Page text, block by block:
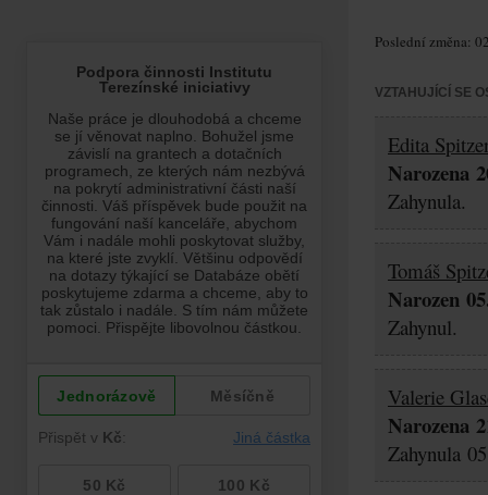
Poslední změna:
VZTAHUJÍCÍ SE
Edita
Narozena
Zahynula.
Tomáš
Narozen
Zahynul.
Valerie
Narozena
Zahynula